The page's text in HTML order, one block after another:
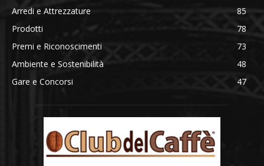
Arredi e Attrezzature
85
Prodotti
78
Premi e Riconoscimenti
73
Ambiente e Sostenibilità
48
Gare e Concorsi
47